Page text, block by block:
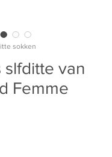
sokken
slfditte van
Femme